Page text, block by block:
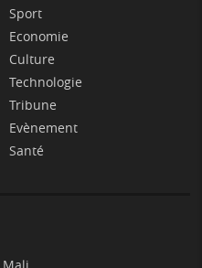
Sport
Economie
Culture
Technologie
Tribune
Evènement
Santé